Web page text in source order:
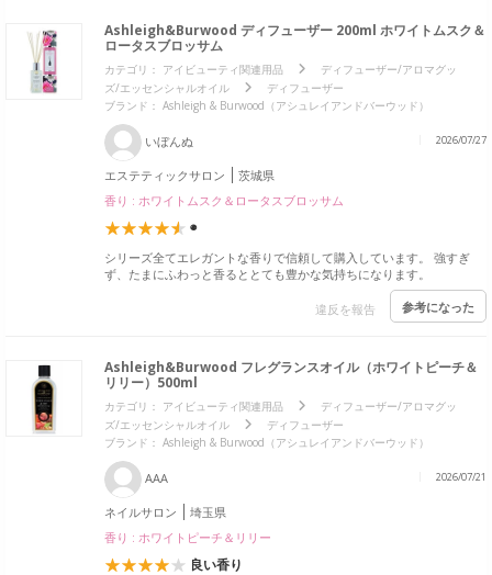
Ashleigh&Burwood ディフューザー 200ml ホワイトムスク＆
ロータスブロッサム
カテゴリ： アイビューティ関連用品
ディフューザー/アロマグッ
ズ/エッセンシャルオイル
ディフューザー
ブランド： Ashleigh & Burwood（アシュレイアンドバーウッド）
いぼんぬ 2026/07/27
エステティックサロン
茨城県
香り : ホワイトムスク＆ロータスブロッサム
◉
シリーズ全てエレガントな香りで信頼して購入しています。 強すぎ
ず、たまにふわっと香るととても豊かな気持ちになります。
違反を報告 参考になった
Ashleigh&Burwood フレグランスオイル（ホワイトピーチ＆
リリー）500ml
カテゴリ： アイビューティ関連用品
ディフューザー/アロマグッ
ズ/エッセンシャルオイル
ディフューザー
ブランド： Ashleigh & Burwood（アシュレイアンドバーウッド）
AAA 2026/07/21
ネイルサロン
埼玉県
香り : ホワイトピーチ＆リリー
良い香り